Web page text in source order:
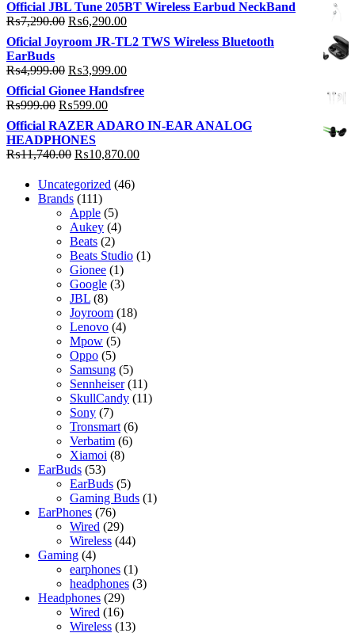
was:
₨49,290.00.
is:
Official JBL Tune 205BT Wireless Earbud NeckBand
₨7,290.00 Original
was:
₨7,290.00.
₨6,290.00Current
price
is:
Oficial Joyroom JR-TL2 TWS Wireless Bluetooth
EarBuds
₨4,999.00 Original
price
was:
₨4,999.00.
₨3,999.00Current
price
is:
Official Gionee Handsfree
₨999.00 Original
price
was:
₨999.00.
₨599.00Current
price
is:
₨599.00.
Official RAZER ADARO IN-EAR ANALOG
HEADPHONES
₨11,740.00 Original
was:
₨11,740.00.
₨10,870.00Current
Uncategorized 4646
Brands 111111
products
Apple 55
products
Aukey 44
Beats 22
products
Beats Studio 11
Gionee 11
product
Google 33
JBL 88
products
Joyroom 1818
Lenovo 44
Mpow 55
Oppo 55
products
Samsung 55
products
Sennheiser 1111
products
SkullCandy 1111
Sony 77
products
Tronsmart 66
Verbatim 66
Xiamoi 88
EarBuds 5353
products
EarBuds 55
products
Gaming Buds 11
EarPhones 7676
products
Wired 2929
products
Wireless 4444
Gaming 44
products
earphones 11
product
headphones 33
Headphones 2929
products
Wired 1616
products
Wireless 1313